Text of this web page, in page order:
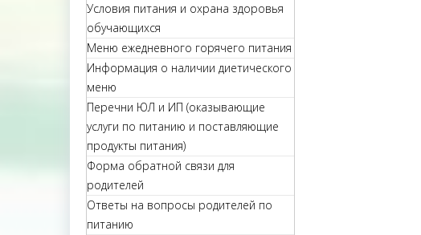
Условия питания и охрана здоровья
обучающихся
Меню ежедневного горячего питания
Информация о наличии диетического
меню
Перечни ЮЛ и ИП (оказывающие
услуги по питанию и поставляющие
продукты питания)
Форма обратной связи для
родителей
Ответы на вопросы родителей по
питанию